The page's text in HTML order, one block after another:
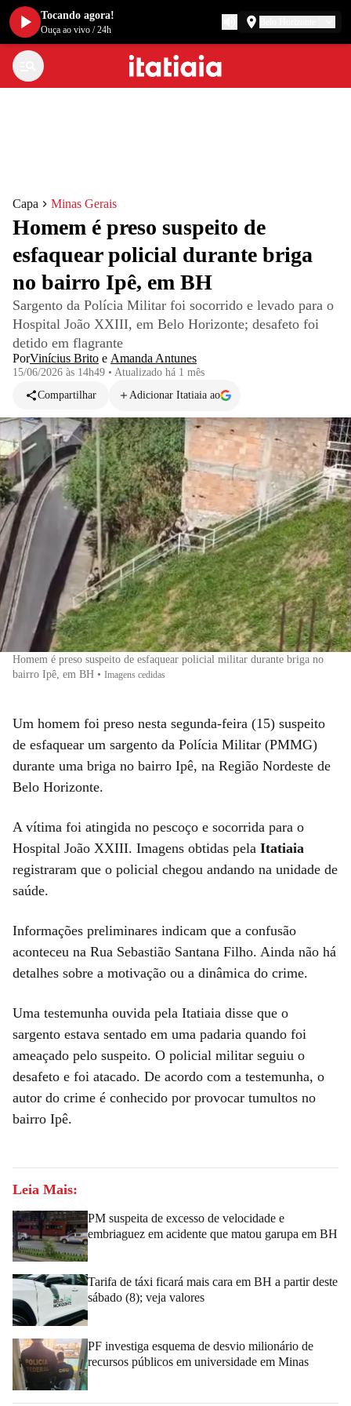
Capa Minas Gerais
Homem é preso suspeito de
esfaquear policial durante briga
no bairro Ipê, em BH
Sargento da Polícia Militar foi socorrido e levado para o
Hospital João XXIII, em Belo Horizonte; desafeto foi
detido em flagrante
PorVinícius Brito e Amanda Antunes
15/06/2026 às 14h49 • Atualizado há 1 mês
Compartilhar
Adicionar Itatiaia ao
Homem é preso suspeito de esfaquear policial militar durante briga no
bairro Ipê, em BH • Imagens cedidas
Um homem foi preso nesta segunda-feira (15) suspeito
de esfaquear um sargento da Polícia Militar (PMMG)
durante uma briga no bairro Ipê, na Região Nordeste de
Belo Horizonte.
A vítima foi atingida no pescoço e socorrida para o
Hospital João XXIII. Imagens obtidas pela Itatiaia
registraram que o policial chegou andando na unidade de
saúde.
Informações preliminares indicam que a confusão
aconteceu na Rua Sebastião Santana Filho. Ainda não há
detalhes sobre a motivação ou a dinâmica do crime.
Uma testemunha ouvida pela Itatiaia disse que o
sargento estava sentado em uma padaria quando foi
ameaçado pelo suspeito. O policial militar seguiu o
desafeto e foi atacado. De acordo com a testemunha, o
autor do crime é conhecido por provocar tumultos no
bairro Ipê.
Leia Mais:
PM suspeita de excesso de velocidade e
embriaguez em acidente que matou garupa em BH
Tarifa de táxi ficará mais cara em BH a partir deste
sábado (8); veja valores
PF investiga esquema de desvio milionário de
recursos públicos em universidade em Minas
Tocando agora!
Ouça ao vivo /24h